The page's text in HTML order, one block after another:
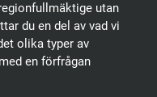
utan
du en del av vad vi
olika typer av
en förfrågan